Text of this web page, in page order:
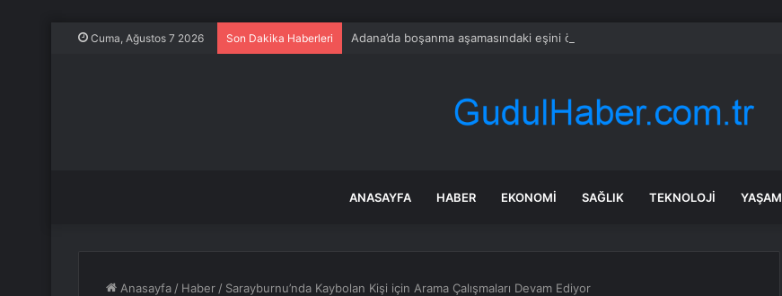
Cuma, Ağustos 7 2026 Son Dakika Haberleri Adana’da boşanma aşamasındaki eşini öldüren mahalle bekçisi tutuklandı
ANASAYFA HABER EKONOMI SAĞLIK TEKNOLOJI YAŞAM
Anasayfa / Haber / Sarayburnu’nda Kaybolan Kişi için Arama Çalışmaları Devam Ediyor